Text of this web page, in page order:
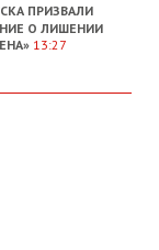
ПРИЗВАЛИ
О ЛИШЕНИИ
13:27